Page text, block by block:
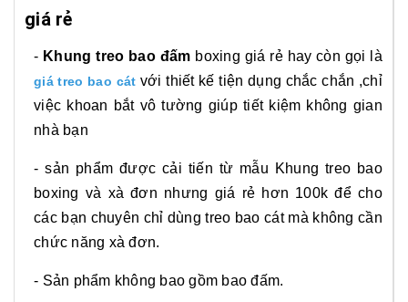
giá rẻ
- Khung treo bao đấm boxing giá rẻ hay còn gọi là
giá treo bao cát với thiết kế tiện dụng chắc chắn ,chỉ
việc khoan bắt vô tường giúp tiết kiệm không gian
nhà bạn
- sản phẩm được cải tiến từ mẫu Khung treo bao
boxing và xà đơn nhưng giá rẻ hơn 100k để cho
các bạn chuyên chỉ dùng treo bao cát mà không cần
chức năng xà đơn.
- Sản phẩm không bao gồm bao đấm.